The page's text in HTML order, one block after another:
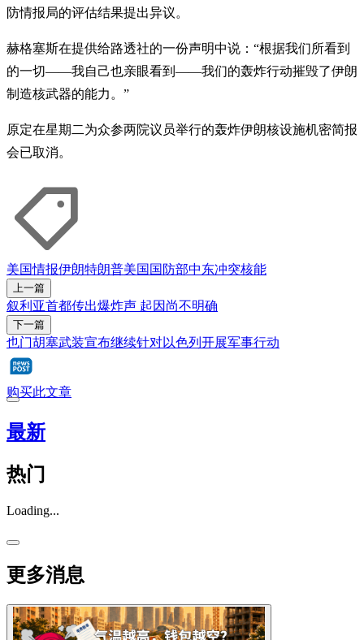
防情报局的评估结果提出异议。
赫格塞斯在提供给路透社的一份声明中说：“根据我们所看到
的一切——我自己也亲眼看到——我们的轰炸行动摧毁了伊朗
制造核武器的能力。”
原定在星期二为众参两院议员举行的轰炸伊朗核设施机密简报
会已取消。
美国情报伊朗特朗普美国国防部中东冲突核能
上一篇
叙利亚首都传出爆炸声 起因尚不明确
下一篇
也门胡塞武装宣布继续针对以色列开展军事行动
购买此文章
最新
热门
Loading...
更多消息